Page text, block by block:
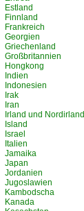
Estland
Finnland
Frankreich
Georgien
Griechenland
Großbritannien
Hongkong
Indien
Indonesien
Irak
Iran
Irland und Nordirland
Island
Israel
Italien
Jamaika
Japan
Jordanien
Jugoslawien
Kambodscha
Kanada